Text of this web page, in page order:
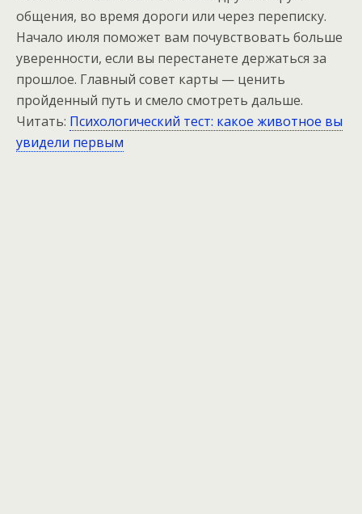
общения, во время дороги или через переписку.
Начало июля поможет вам почувствовать больше
уверенности, если вы перестанете держаться за
прошлое. Главный совет карты — ценить
пройденный путь и смело смотреть дальше.
Читать: Психологический тест: какое животное вы
увидели первым